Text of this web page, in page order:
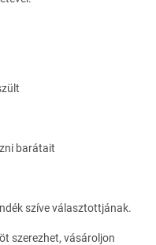
barátait
szíve választottjának.
szerezhet, vásároljon